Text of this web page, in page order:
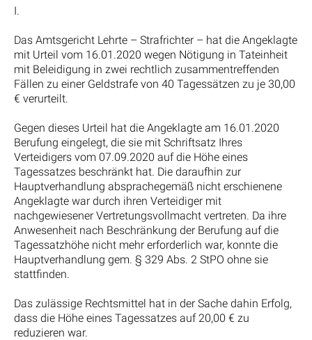
I.
Das Amtsgericht Lehrte – Strafrichter – hat die Angeklagte
mit Urteil vom 16.01.2020 wegen Nötigung in Tateinheit
mit Beleidigung in zwei rechtlich zusammentreffenden
Fällen zu einer Geldstrafe von 40 Tagessätzen zu je 30,00
€ verurteilt.
Gegen dieses Urteil hat die Angeklagte am 16.01.2020
Berufung eingelegt, die sie mit Schriftsatz Ihres
Verteidigers vom 07.09.2020 auf die Höhe eines
Tagessatzes beschränkt hat. Die daraufhin zur
Hauptverhandlung absprachegemäß nicht erschienene
Angeklagte war durch ihren Verteidiger mit
nachgewiesener Vertretungsvollmacht vertreten. Da ihre
Anwesenheit nach Beschränkung der Berufung auf die
Tagessatzhöhe nicht mehr erforderlich war, konnte die
Hauptverhandlung gem. § 329 Abs. 2 StPO ohne sie
stattfinden.
Das zulässige Rechtsmittel hat in der Sache dahin Erfolg,
dass die Höhe eines Tagessatzes auf 20,00 € zu
reduzieren war.